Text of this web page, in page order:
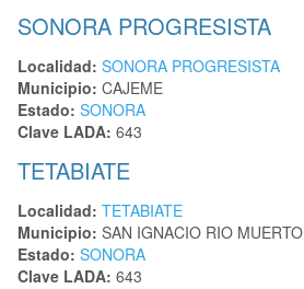
SONORA PROGRESISTA
Localidad: SONORA PROGRESISTA
Municipio: CAJEME
Estado: SONORA
Clave LADA: 643
TETABIATE
Localidad: TETABIATE
Municipio: SAN IGNACIO RIO MUERTO
Estado: SONORA
Clave LADA: 643